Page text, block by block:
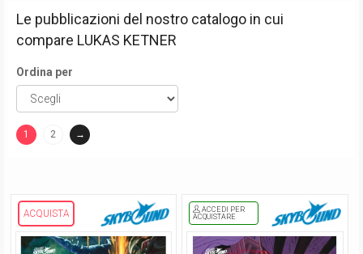
Le pubblicazioni del nostro catalogo in cui
compare LUKAS KETNER
Ordina per
1
2 →
ACQUISTA
ACCEDI PER
ACQUISTARE